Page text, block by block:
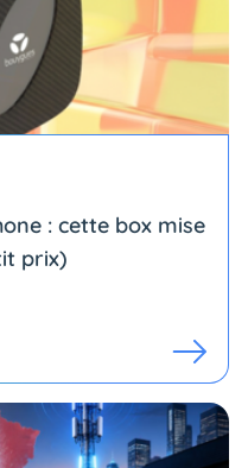
: cette box mise
prix)